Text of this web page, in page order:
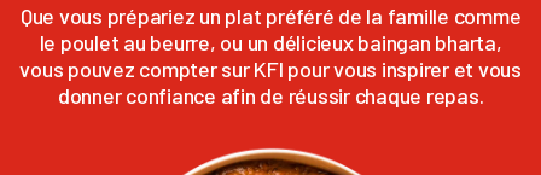
HISTOIRE
OÙ
ACHETER
Que vous prépariez un plat préféré de la famille comme
le poulet au beurre, ou un délicieux baingan bharta,
vous pouvez compter sur KFI pour vous inspirer et vous
donner confiance afin de réussir chaque repas.